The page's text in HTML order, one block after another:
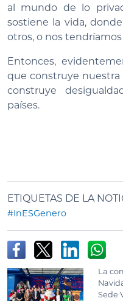
al mundo de lo
sostiene la vida,
otros, o nos
Entonces,
que construye
construye
países.
ETIQUETAS DE LA
#InESGenero
La
Sede